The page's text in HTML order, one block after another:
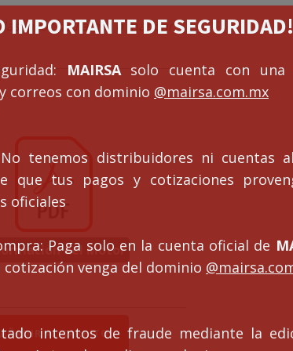
IMPORTANTE DE
MAIRSAsolo cuenta con una
correos con dominio @mairsa.com.mx
tenemos distribuidores ni cuentas
que tus pagos y cotizaciones
oficiales
Paga solo en la cuenta oficial de
venga del dominio
intentos de fraude mediante la
favor de llamar o mandar
del Motor
AÑADIR AL CARRITO